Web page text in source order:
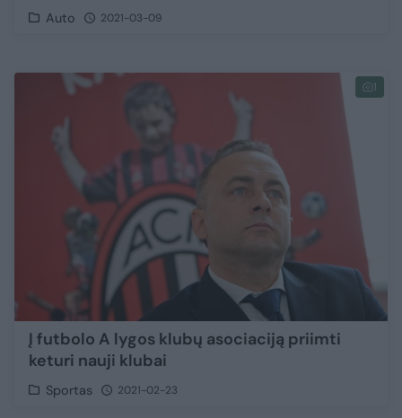
Auto 2021-03-09
1
Į futbolo A lygos klubų asociaciją priimti
keturi nauji klubai
Sportas 2021-02-23